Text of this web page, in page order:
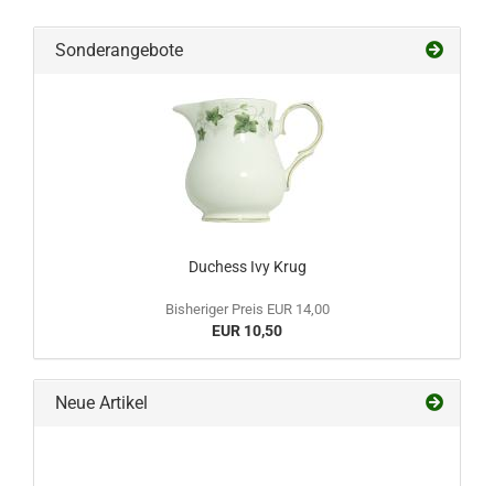
Sonderangebote
Duchess Ivy Krug
Bisheriger Preis EUR 14,00
EUR 10,50
Neue Artikel